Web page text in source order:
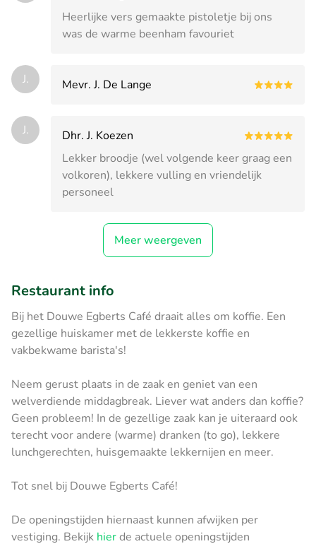
Heerlijke vers gemaakte pistoletje bij ons
was de warme beenham favouriet
J. Mevr. J. De Lange
J.
Dhr. J. Koezen
Lekker broodje (wel volgende keer graag een
volkoren), lekkere vulling en vriendelijk
personeel
Meer weergeven
Restaurant info
Bij het Douwe Egberts Café draait alles om koffie. Een
gezellige huiskamer met de lekkerste koffie en
vakbekwame barista's!
Neem gerust plaats in de zaak en geniet van een
welverdiende middagbreak. Liever wat anders dan koffie?
Geen probleem! In de gezellige zaak kan je uiteraard ook
terecht voor andere (warme) dranken (to go), lekkere
lunchgerechten, huisgemaakte lekkernijen en meer.
Tot snel bij Douwe Egberts Café!
De openingstijden hiernaast kunnen afwijken per
vestiging. Bekijk hierde actuele openingstijden